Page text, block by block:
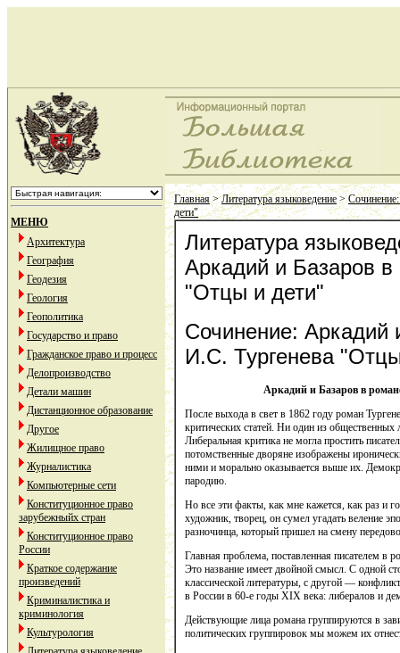
МЕНЮ
Архитектура
География
Геодезия
Геология
Геополитика
Государство и право
Гражданское право и процесс
Делопроизводство
Детали машин
Дистанционное образование
Другое
Жилищное право
Журналистика
Компьютерные сети
Конституционное право
зарубежныйх стран
Конституционное право
России
Краткое содержание
произведений
Криминалистика и
криминология
Культурология
Главная>Литература языковедение>
дети"
Литература
Аркадий и Базаров
"Отцы и дети"
Сочинение: Аркадий
И.С. Тургенева
Аркадий и Базаров в
После выхода в свет в 1862 году роман
критических статей. Ни один из общественных
Либеральная критика не могла простить
потомственные дворяне изображены
ними и морально оказывается выше их.
пародию.
Но все эти факты, как мне кажется, как раз и
художник, творец, он сумел угадать веление
разночинца, который пришел на смену
Главная проблема, поставленная писателем в
Это название имеет двойной смысл. С одной
классической литературы, с другой —
в России в 60-е годы XIX века: либералов и
Действующие лица романа группируются в
политических группировок мы можем их